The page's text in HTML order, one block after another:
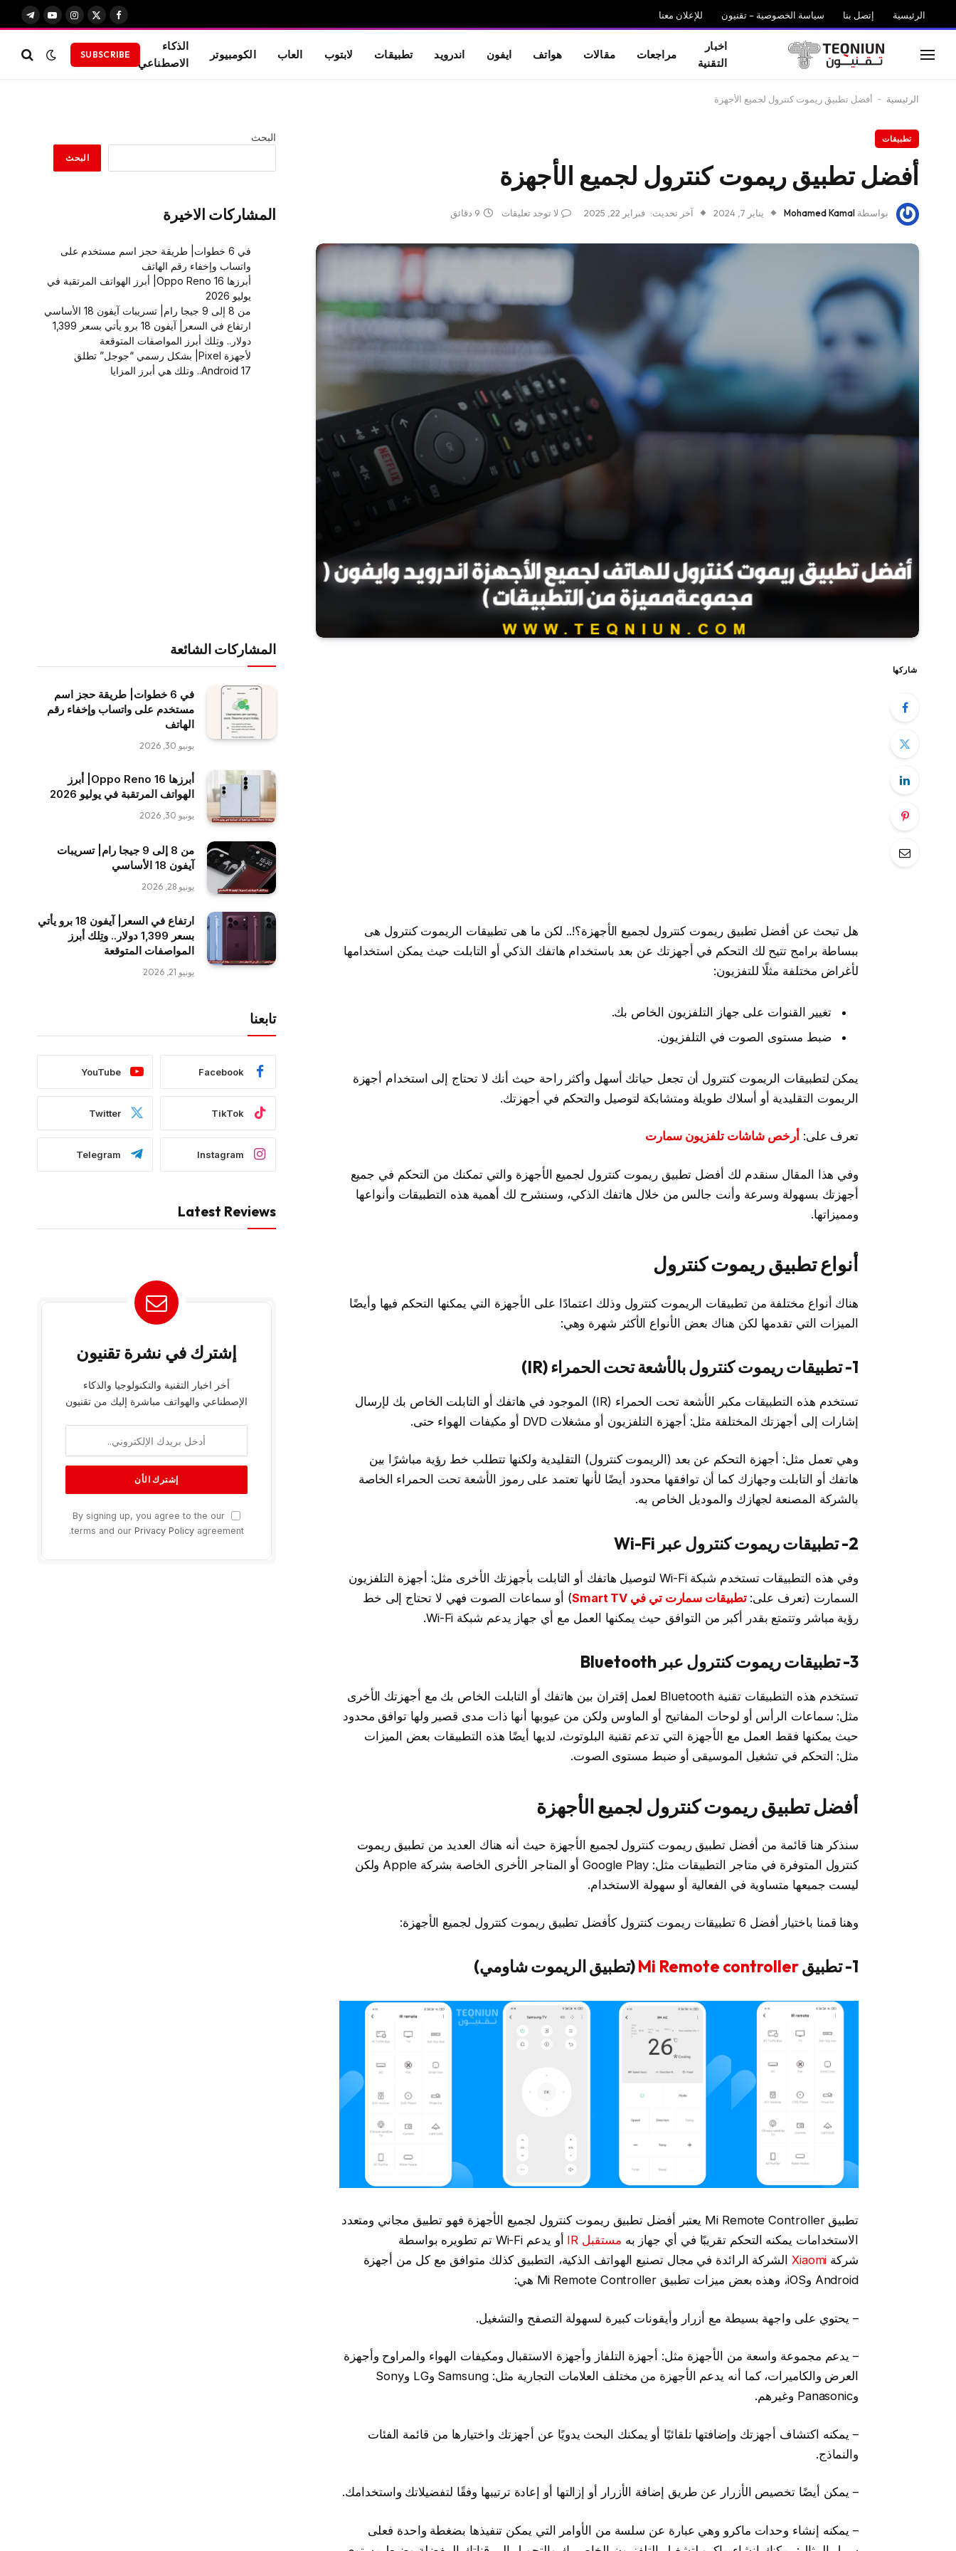
الرئيسية إتصل بنا سياسة الخصوصية – تقنيون للإعلان معنا
فيسبوك
X
الانستغرام
يوتيوبتيلقرام
اخبار
التقنية
مراجعات مقالات هواتف ايفون اندرويد تطبيقات لابتوب العاب الكومبيوتر
الذكاء
الاصطناعي
SUBSCRIBE
الرئيسية - أفضل تطبيق ريموت كنترول لجميع الأجهزة
تطبيقات
أفضل تطبيق ريموت كنترول لجميع الأجهزة
بواسطة Mohamed Kamal يناير 7, 2024 آخر تحديث: فبراير 22, 2025 لا توجد تعليقات 9 دقائق
شاركها
هل تبحث عن أفضل تطبيق ريموت كنترول لجميع الأجهزة؟!.. لكن ما هى تطبيقات الريموت كنترول هى
ببساطة برامج تتيح لك التحكم في أجهزتك عن بعد باستخدام هاتفك الذكي أو التابلت حيث يمكن استخدامها
لأغراض مختلفة مثلًا للتفزيون:
تغيير القنوات على جهاز التلفزيون الخاص بك.
ضبط مستوى الصوت في التلفزيون.
يمكن لتطبيقات الريموت كنترول أن تجعل حياتك أسهل وأكثر راحة حيث أنك لا تحتاج إلى استخدام أجهزة
الريموت التقليدية أو أسلاك طويلة ومتشابكة لتوصيل والتحكم في أجهزتك.
تعرف على: أرخص شاشات تلفزيون سمارت
وفي هذا المقال سنقدم لك أفضل تطبيق ريموت كنترول لجميع الأجهزة والتي تمكنك من التحكم في جميع
أجهزتك بسهولة وسرعة وأنت جالس من خلال هاتفك الذكي، وسنشرح لك أهمية هذه التطبيقات وأنواعها
ومميزاتها.
أنواع تطبيق ريموت كنترول
هناك أنواع مختلفة من تطبيقات الريموت كنترول وذلك اعتمادًا على الأجهزة التي يمكنها التحكم فيها وأيضًا
الميزات التي تقدمها لكن هناك بعض الأنواع الأكثر شهرة وهي:
1- تطبيقات ريموت كنترول بالأشعة تحت الحمراء (IR)
تستخدم هذه التطبيقات مكبر الأشعة تحت الحمراء (IR) الموجود في هاتفك أو التابلت الخاص بك لإرسال
إشارات إلى أجهزتك المختلفة مثل: أجهزة التلفزيون أو مشغلات DVD أو مكيفات الهواء حتى.
وهي تعمل مثل: أجهزة التحكم عن بعد (الريموت كنترول) التقليدية ولكنها تتطلب خط رؤية مباشرًا بين
هاتفك أو التابلت وجهازك كما أن توافقها محدود أيضًا لأنها تعتمد على رموز الأشعة تحت الحمراء الخاصة
بالشركة المصنعة لجهازك والموديل الخاص به.
2- تطبيقات ريموت كنترول عبر Wi-Fi
وفي هذه التطبيقات تستخدم شبكة Wi-Fi لتوصيل هاتفك أو التابلت بأجهزتك الأخرى مثل: أجهزة التلفزيون
السمارت (تعرف على:تطبيقات سمارت تي في Smart TV
) أو سماعات الصوت فهي لا تحتاج إلى خط
رؤية مباشر وتتمتع بقدر أكبر من التوافق حيث يمكنها العمل مع أي جهاز يدعم شبكة Wi-Fi.
3- تطبيقات ريموت كنترول عبر Bluetooth
تستخدم هذه التطبيقات تقنية Bluetooth لعمل إقتران بين هاتفك أو التابلت الخاص بك مع أجهزتك الأخرى
مثل: سماعات الرأس أو لوحات المفاتيح أو الماوس ولكن من عيوبها أنها ذات مدى قصير ولها توافق محدود
حيث يمكنها فقط العمل مع الأجهزة التي تدعم تقنية البلوتوث، لديها أيضًا هذه التطبيقات بعض الميزات
مثل: التحكم في تشغيل الموسيقى أو ضبط مستوى الصوت.
أفضل تطبيق ريموت كنترول لجميع الأجهزة
سنذكر هنا قائمة من أفضل تطبيق ريموت كنترول لجميع الأجهزة حيث أنه هناك العديد من تطبيق ريموت
كنترول المتوفرة في متاجر التطبيقات مثل: Google Play أو المتاجر الأخرى الخاصة بشركة Apple ولكن
ليست جميعها متساوية في الفعالية أو سهولة الاستخدام.
وهنا قمنا باختيار أفضل 6 تطبيقات ريموت كنترول كأفضل تطبيق ريموت كنترول لجميع الأجهزة:
1- تطبيق Mi Remote controller(تطبيق الريموت شاومي)
تطبيق Mi Remote Controller يعتبر أفضل تطبيق ريموت كنترول لجميع الأجهزة فهو تطبيق مجاني ومتعدد
الاستخدامات يمكنه التحكم تقريبًا في أي جهاز به مستقبل IR
أو يدعم Wi-Fi تم تطويره بواسطة
شركة Xiaomi الشركة الرائدة في مجال تصنيع الهواتف الذكية، التطبيق كذلك متوافق مع كل من أجهزة
Android وiOS، وهذه بعض ميزات تطبيق Mi Remote Controller هي:
– يحتوي على واجهة بسيطة مع أزرار وأيقونات كبيرة لسهولة التصفح والتشغيل.
– يدعم مجموعة واسعة من الأجهزة مثل: أجهزة التلفاز وأجهزة الاستقبال ومكيفات الهواء والمراوح وأجهزة
العرض والكاميرات، كما أنه يدعم الأجهزة من مختلف العلامات التجارية مثل: Samsung وLG وSony
وPanasonic وغيرهم.
– يمكنه اكتشاف أجهزتك وإضافتها تلقائيًا أو يمكنك البحث يدويًا عن أجهزتك واختيارها من قائمة الفئات
والنماذج.
– يمكن أيضًا تخصيص الأزرار عن طريق إضافة الأزرار أو إزالتها أو إعادة ترتيبها وفقًا لتفضيلاتك واستخدامك.
– يمكنه إنشاء وحدات ماكرو وهي عبارة عن سلسة من الأوامر التي يمكن تنفيذها بضغطة واحدة فعلى
البحث
البحث
المشاركات الاخيرة
في 6 خطوات| طريقة حجز اسم مستخدم على
واتساب وإخفاء رقم الهاتف
أبرزها Oppo Reno 16| أبرز الهواتف المرتقبة في
يوليو 2026
من 8 إلى 9 جيجا رام| تسريبات آيفون 18 الأساسي
ارتفاع في السعر| آيفون 18 برو يأتي بسعر 1,399
دولار.. وتِلك أبرز المواصفات المتوقعة
لأجهزة Pixel| بشكل رسمي “جوجل” تطلق
Android 17.. وتلك هي أبرز المزايا
المشاركات الشائعة
في 6 خطوات| طريقة حجز اسم
مستخدم على واتساب وإخفاء رقم
الهاتف
يونيو 30, 2026
أبرزها Oppo Reno 16| أبرز
الهواتف المرتقبة في يوليو 2026
يونيو 30, 2026
من 8 إلى 9 جيجا رام| تسريبات
آيفون 18 الأساسي
يونيو 28, 2026
ارتفاع في السعر| آيفون 18 برو يأتي
بسعر 1,399 دولار.. وتِلك أبرز
المواصفات المتوقعة
يونيو 21, 2026
تابعنا
Facebook
YouTube
TikTok
Twitter
Instagram
Telegram
Latest Reviews
إشترك في نشرة تقنيون
أخر اخبار التقنية والتكنولوجيا والذكاء
الإصطناعي والهواتف مباشرة إليك من تقنيون
By signing up, you agree to the our
terms and our Privacy Policy agreement.